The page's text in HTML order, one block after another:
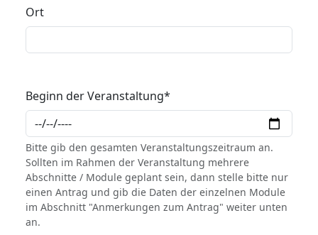
Ort
Beginn der Veranstaltung*
Bitte gib den gesamten Veranstaltungszeitraum an.
Sollten im Rahmen der Veranstaltung mehrere
Abschnitte / Module geplant sein, dann stelle bitte nur
einen Antrag und gib die Daten der einzelnen Module
im Abschnitt "Anmerkungen zum Antrag" weiter unten
an.